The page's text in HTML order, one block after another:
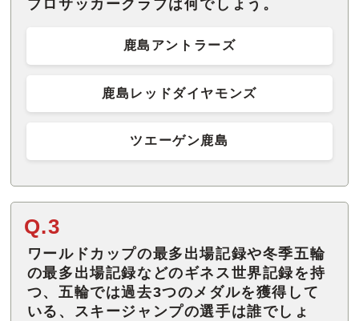
プロサッカークラブは何でしょう。
鹿島アントラーズ
鹿島レッドダイヤモンズ
ツエーゲン鹿島
Q.3
ワールドカップの最多出場記録や冬季五輪
の最多出場記録などのギネス世界記録を持
つ、五輪では過去3つのメダルを獲得して
いる、スキージャンプの選手は誰でしょ